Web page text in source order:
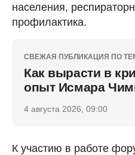
населения,
профилактика.
СВЕЖАЯ ПУБЛИКАЦИЯ ПО
Как вырасти в
опыт Исмара
4 августа 2026, 09:00
К участию в работе